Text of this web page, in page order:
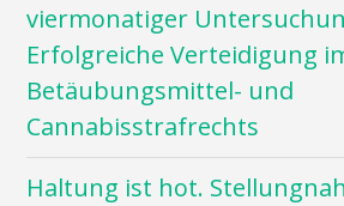
viermonatiger
Erfolgreiche Verteidigung
Betäubungsmittel- und
Cannabisstrafrechts
Haltung ist hot.